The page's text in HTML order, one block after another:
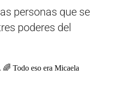
personas que se
poderes del
Todo eso era Micaela